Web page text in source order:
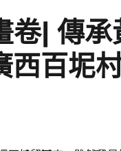
卷| 傳
西百坭